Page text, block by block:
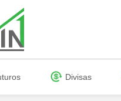
Divisas